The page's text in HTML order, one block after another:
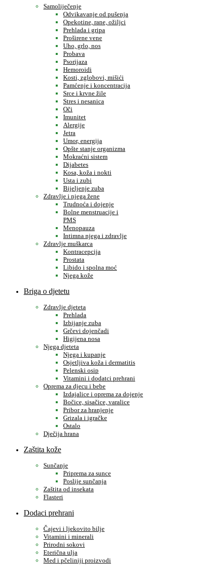
Samoliječenje
Odvikavanje od pušenja
Opekotine, rane, ožiljci
Prehlada i gripa
Proširene vene
Uho, grlo, nos
Probava
Psorijaza
Hemoroidi
Kosti, zglobovi, mišići
Pamćenje i koncentracija
Srce i krvne žile
Stres i nesanica
Oči
Imunitet
Alergije
Jetra
Umor, energija
Opšte stanje organizma
Mokraćni sistem
Dijabetes
Kosa, koža i nokti
Usta i zubi
Bijeljenje zuba
Zdravlje i njega žene
Trudnoća i dojenje
Bolne menstruacije i
PMS
Menopauza
Intimna njega i zdravlje
Zdravlje muškarca
Kontracepcija
Prostata
Libido i spolna moć
Njega kože
Briga o djetetu
Zdravlje djeteta
Prehlada
Izbijanje zuba
Grčevi dojenčadi
Higijena nosa
Njega djeteta
Njega i kupanje
Osjetljiva koža i dermatitis
Pelenski osip
Vitamini i dodatci prehrani
Oprema za djecu i bebe
Izdajalice i oprema za dojenje
Bočice, sisačice, varalice
Pribor za hranjenje
Grizala i igračke
Ostalo
Dječija hrana
Zaštita kože
Sunčanje
Priprema za sunce
Poslije sunčanja
Zaštita od insekata
Flasteri
Dodaci prehrani
Čajevi i ljekovito bilje
Vitamini i minerali
Prirodni sokovi
Eterična ulja
Med i pčeliniji proizvodi